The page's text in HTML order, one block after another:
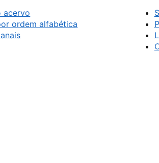
acervo
ordem alfabética